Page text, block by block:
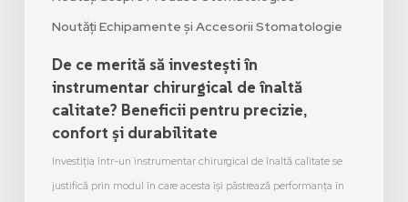
Noutăți Echipamente și Accesorii Stomatologie
De ce merită să investești în
instrumentar chirurgical de înaltă
calitate? Beneficii pentru precizie,
confort și durabilitate
Investiția într-un instrumentar chirurgical de înaltă calitate se
justifică prin modul în care acesta își păstrează performanța în